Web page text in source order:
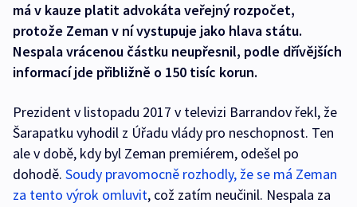
má v kauze platit advokáta veřejný rozpočet,
protože Zeman v ní vystupuje jako hlava státu.
Nespala vrácenou částku neupřesnil, podle dřívějších
informací jde přibližně o 150 tisíc korun.
Prezident v listopadu 2017 v televizi Barrandov řekl, že
Šarapatku vyhodil z Úřadu vlády pro neschopnost. Ten
ale v době, kdy byl Zeman premiérem, odešel po
dohodě. Soudy pravomocně rozhodly, že se má Zeman
za tento výrok omluvit, což zatím neučinil. Nespala za